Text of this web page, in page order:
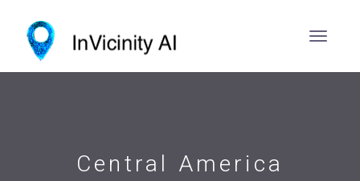
Central America